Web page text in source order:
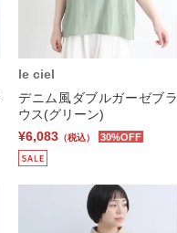
le ciel
デニム風ダブルガーゼブラ
ウス(グリーン)
¥6,083 （税込） 30%OFF